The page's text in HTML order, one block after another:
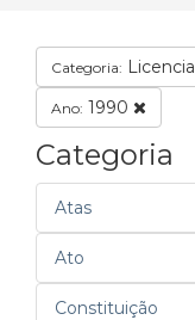
Categoria:
Ano: 1990
Categoria
Atas
Ato
Constituição